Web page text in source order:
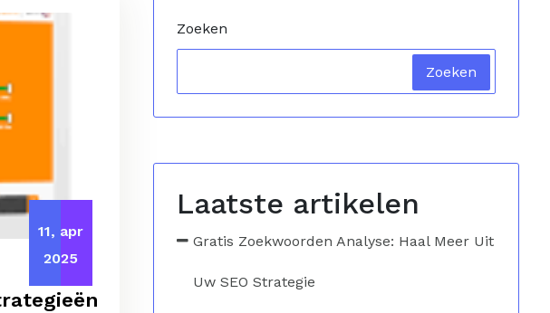
11, apr
2025
Zoeken
Zoeken
Laatste artikelen
Gratis Zoekwoorden Analyse: Haal Meer Uit
Uw SEO Strategie